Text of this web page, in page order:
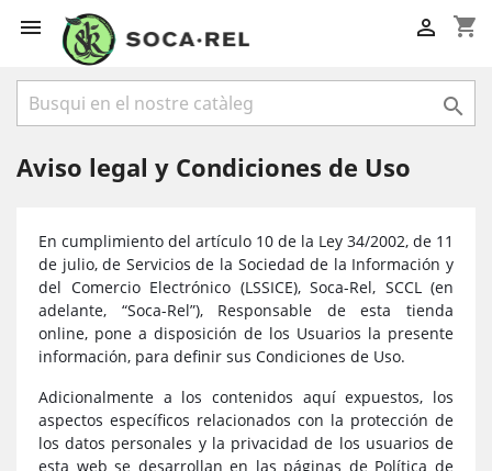
 shopping_cart


Aviso legal y Condiciones de Uso
En cumplimiento del artículo 10 de la Ley 34/2002, de 11
de julio, de Servicios de la Sociedad de la Información y
del Comercio Electrónico (LSSICE), Soca-Rel, SCCL (en
adelante, “Soca-Rel”), Responsable de esta tienda
online, pone a disposición de los Usuarios la presente
información, para definir sus Condiciones de Uso.
Adicionalmente a los contenidos aquí expuestos, los
aspectos específicos relacionados con la protección de
los datos personales y la privacidad de los usuarios de
esta web se desarrollan en las páginas de Política de